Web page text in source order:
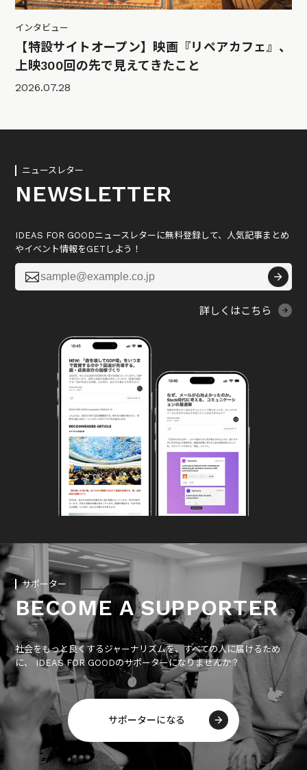
インタビュー
【特設サイトオープン】映画『リペアカフェ』、
上映300回の先で見えてきたこと
2026.07.28
ニュースレター
NEWSLETTER
IDEAS FOR GOODニュースレターに無料登録して、人気記事まとめ
やイベント情報をGETしよう！

詳しくはこちら
サポーター
BECOME A SUPPORTER
社会をもっと良くするジャーナリズムを、すべての人に届けるため
に、 IDEAS FOR GOODのサポーターになりませんか？
サポーターになる